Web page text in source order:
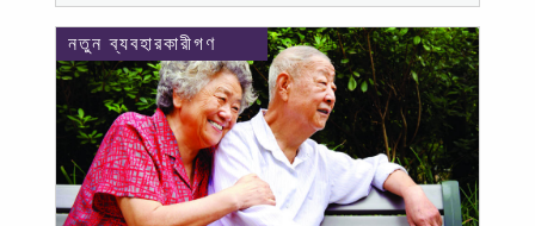
নতুন ব্যবহারকারীগণ